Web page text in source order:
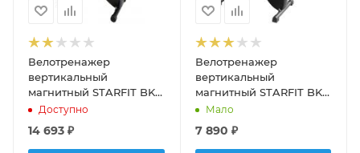
Велотренажер
вертикальный
магнитный STARFIT BK-
108 X- bike
Доступно
14 693 ₽
Велотренажер
вертикальный
магнитный STARFIT BK-
109 X- bike Vogue
Мало
7 890 ₽